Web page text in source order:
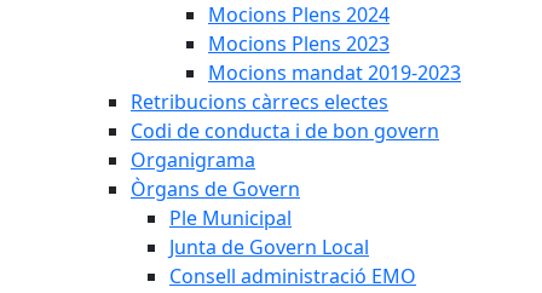
Mocions Plens 2024
Mocions Plens 2023
Mocions mandat 2019-2023
Retribucions càrrecs electes
Codi de conducta i de bon govern
Organigrama
Òrgans de Govern
Ple Municipal
Junta de Govern Local
Consell administració EMO